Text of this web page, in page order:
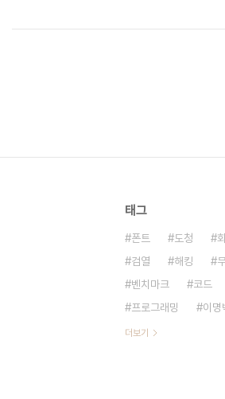
태그
폰트 도청
검열
해킹
벤치마크
코드
프로그래밍
이명
더보기